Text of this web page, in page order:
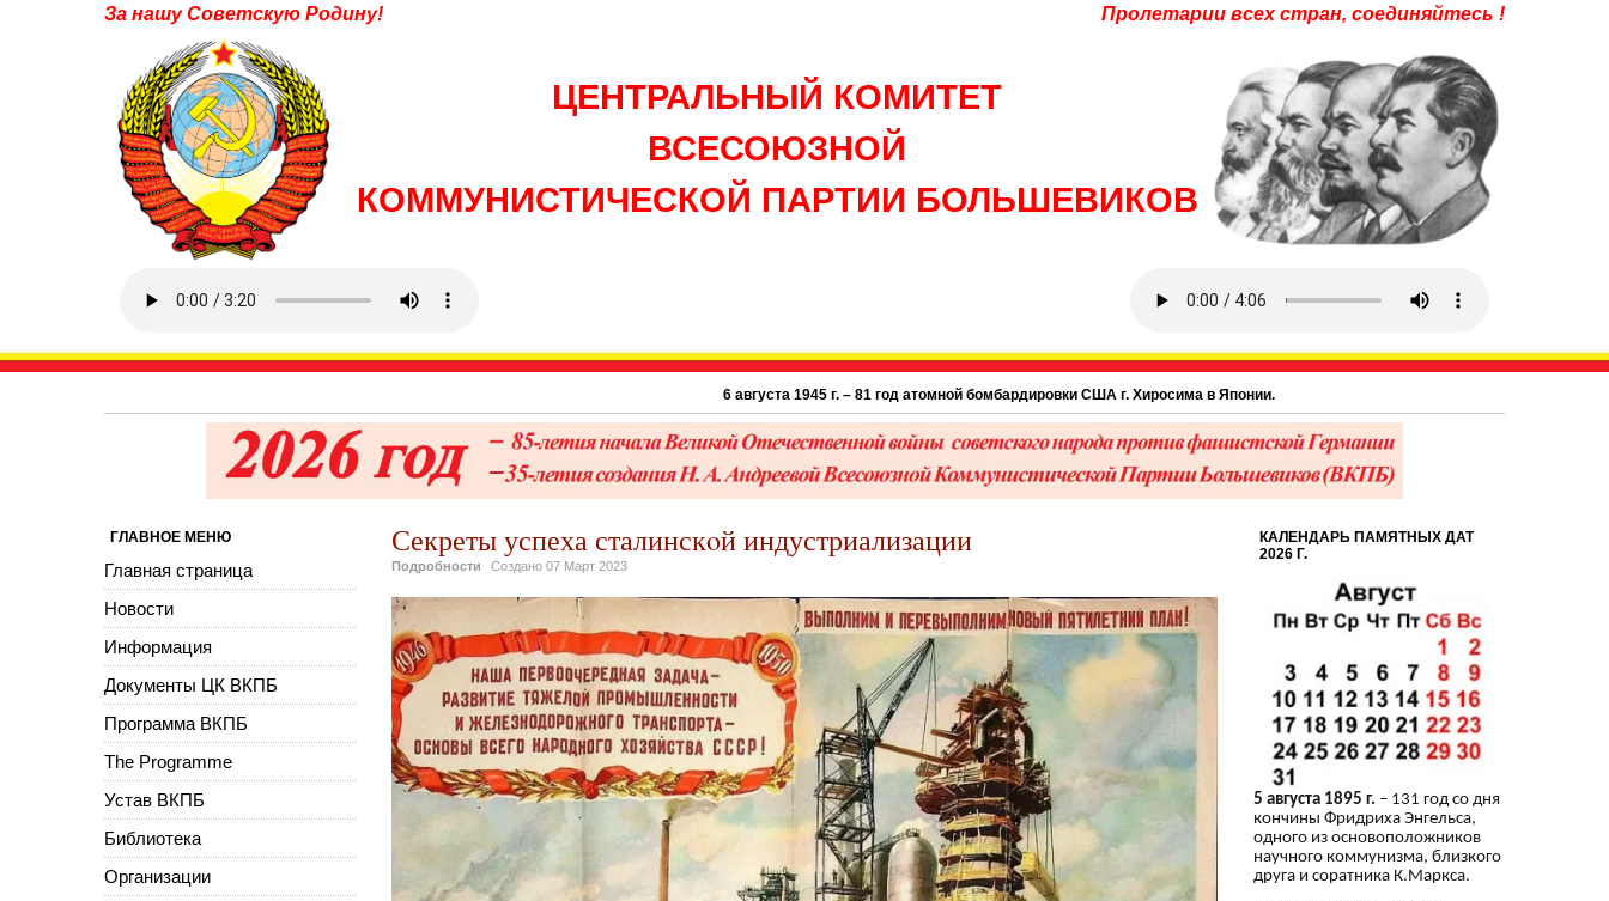
За нашу Советскую Родину! Пролетарии всех стран, соединяйтесь !
ЦЕНТРАЛЬНЫЙ КОМИТЕТ
ВСЕСОЮЗНОЙ
КОММУНИСТИЧЕСКОЙ ПАРТИИ БОЛЬШЕВИКОВ
6 августа 1945 г. – 81 год атомной бомбардировки США г. Хиросима в Японии.
Секреты успеха сталинскoй индустриализации
Подробности Создано 07 Март 2023
ГЛАВНОЕ МЕНЮ
Главная страница
Новости
Информация
Документы ЦК ВКПБ
Программа ВКПБ
The Programme
Устав ВКПБ
Библиотека
Организации
КАЛЕНДАРЬ ПАМЯТНЫХ ДАТ
2026 Г.
5 августа 1895 г. – 131 год со дня
кончины Фридриха Энгельса,
одного из основоположников
научного коммунизма, близкого
друга и соратника К.Маркса.